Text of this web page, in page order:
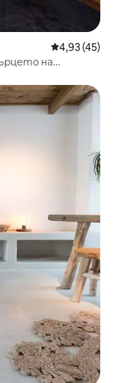
Средна
4,93 (45)
на